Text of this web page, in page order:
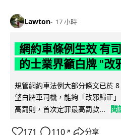
Lawton 17 小時
網約車條例生效 有
的士業界籲白牌 "改
規管網約車法例大部分條文已於
望白牌車司機，能夠「改邪歸正
高罰則，首次定罪最高罰款...
閱
171 110 ↗ 分享